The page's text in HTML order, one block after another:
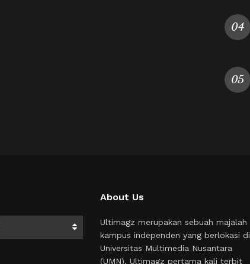
About Us
Ultimagz merupakan sebuah majalah
kampus independen yang berlokasi di
Universitas Multimedia Nusantara
(UMN). Ultimagz pertama kali terbit